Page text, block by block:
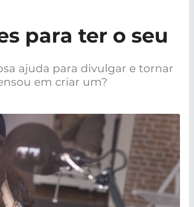
para ter o seu
ajuda para divulgar e tornar
em criar um?